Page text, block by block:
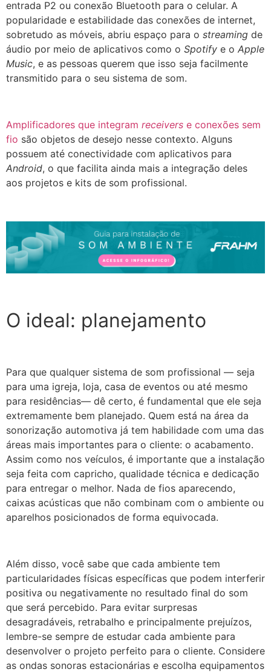
entrada P2 ou conexão Bluetooth para o celular. A
popularidade e estabilidade das conexões de internet,
sobretudo as móveis, abriu espaço para o streaming de
áudio por meio de aplicativos como o Spotify e o Apple
Music, e as pessoas querem que isso seja facilmente
transmitido para o seu sistema de som.
Amplificadores que integram receivers e conexões sem
fio são objetos de desejo nesse contexto. Alguns
possuem até conectividade com aplicativos para
Android, o que facilita ainda mais a integração deles
aos projetos e kits de som profissional.
O ideal: planejamento
Para que qualquer sistema de som profissional — seja
para uma igreja, loja, casa de eventos ou até mesmo
para residências— dê certo, é fundamental que ele seja
extremamente bem planejado. Quem está na área da
sonorização automotiva já tem habilidade com uma das
áreas mais importantes para o cliente: o acabamento.
Assim como nos veículos, é importante que a instalação
seja feita com capricho, qualidade técnica e dedicação
para entregar o melhor. Nada de fios aparecendo,
caixas acústicas que não combinam com o ambiente ou
aparelhos posicionados de forma equivocada.
Além disso, você sabe que cada ambiente tem
particularidades físicas específicas que podem interferir
positiva ou negativamente no resultado final do som
que será percebido. Para evitar surpresas
desagradáveis, retrabalho e principalmente prejuízos,
lembre-se sempre de estudar cada ambiente para
desenvolver o projeto perfeito para o cliente. Considere
as ondas sonoras estacionárias e escolha equipamentos